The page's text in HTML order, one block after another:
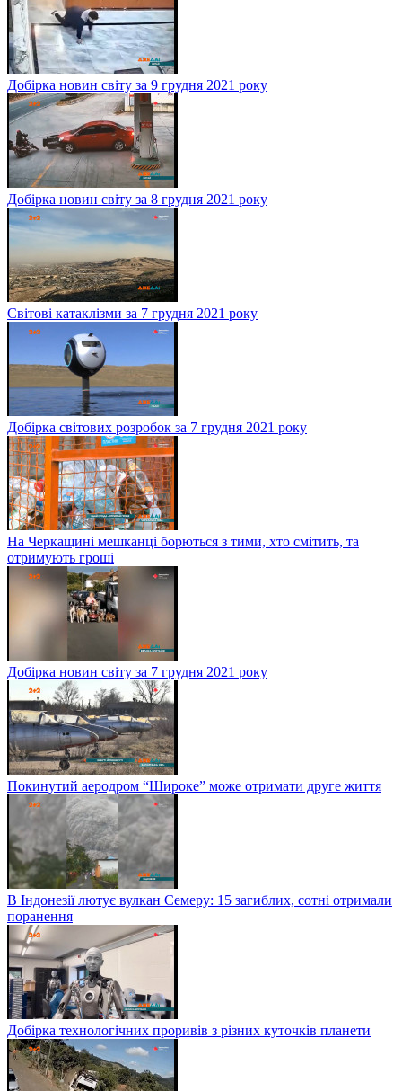
Добірка новин світу за 9 грудня 2021 року
Добірка новин світу за 8 грудня 2021 року
Світові катаклізми за 7 грудня 2021 року
Добірка світових розробок за 7 грудня 2021 року
На Черкащині мешканці борються з тими, хто смітить, та
отримують гроші
Добірка новин світу за 7 грудня 2021 року
Покинутий аеродром “Широке” може отримати друге життя
В Індонезії лютує вулкан Семеру: 15 загиблих, сотні отримали
поранення
Добірка технологічних проривів з різних куточків планети